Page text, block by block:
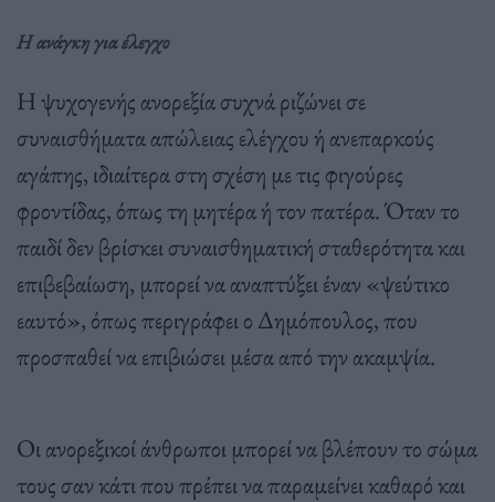
Η ανάγκη για έλεγχο
Η ψυχογενής ανορεξία συχνά ριζώνει σε
συναισθήματα απώλειας ελέγχου ή ανεπαρκούς
αγάπης, ιδιαίτερα στη σχέση με τις φιγούρες
φροντίδας, όπως τη μητέρα ή τον πατέρα. Όταν το
παιδί δεν βρίσκει συναισθηματική σταθερότητα και
επιβεβαίωση, μπορεί να αναπτύξει έναν «ψεύτικο
εαυτό», όπως περιγράφει ο Δημόπουλος, που
προσπαθεί να επιβιώσει μέσα από την ακαμψία​.
Οι ανορεξικοί άνθρωποι μπορεί να βλέπουν το σώμα
τους σαν κάτι που πρέπει να παραμείνει καθαρό και